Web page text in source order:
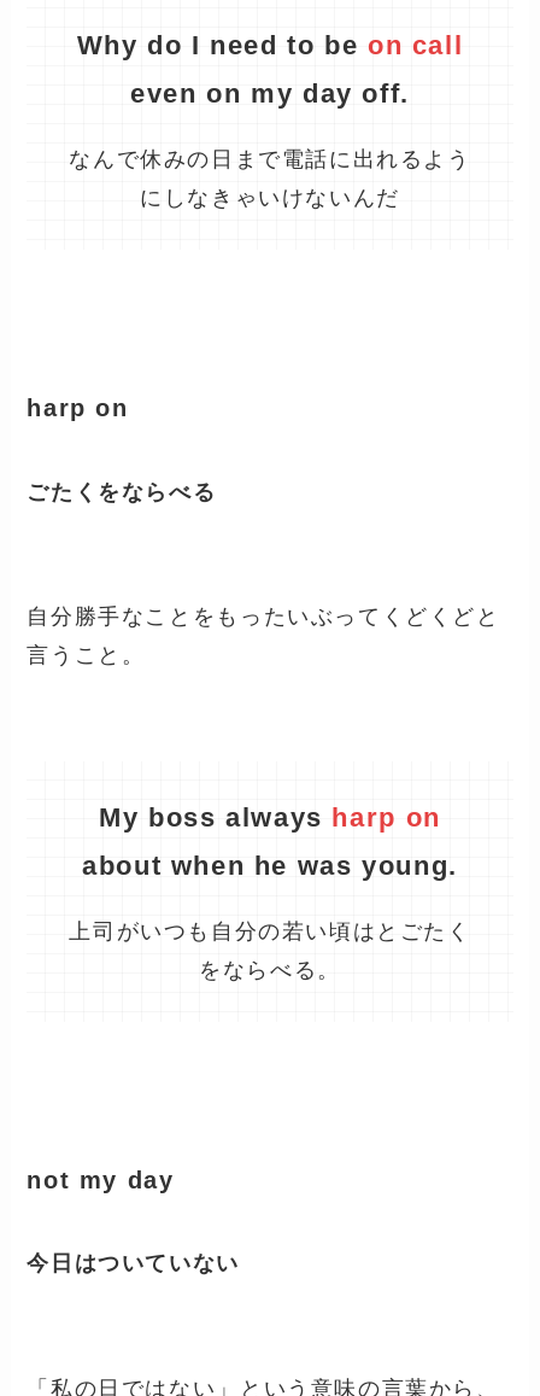
Why do I need to be on call
even on my day off.
なんで休みの日まで電話に出れるよう
にしなきゃいけないんだ
harp on
ごたくをならべる
自分勝手なことをもったいぶってくどくどと
言うこと。
My boss always harp on
about when he was young.
上司がいつも自分の若い頃はとごたく
をならべる。
not my day
今日はついていない
「私の日ではない」という意味の言葉から、